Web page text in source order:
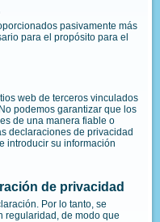
pasivamente más
para el propósito para el
web de terceros vinculados
podemos garantizar que los
de una manera fiable o
declaraciones de privacidad
introducir su información
de privacidad
Por lo tanto, se
regularidad, de modo que